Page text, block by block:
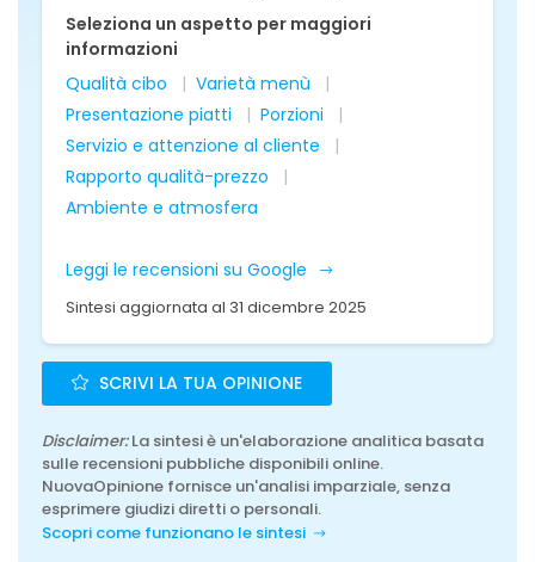
Seleziona un aspetto per maggiori
informazioni
Qualità cibo
Varietà menù
Presentazione piatti
Porzioni
Servizio e attenzione al cliente
Rapporto qualità-prezzo
Ambiente e atmosfera
Leggi le recensioni su Google
Sintesi aggiornata al 31 dicembre 2025
SCRIVI LA TUA OPINIONE
Disclaimer:La sintesi è un'elaborazione analitica basata
sulle recensioni pubbliche disponibili online.
NuovaOpinione fornisce un'analisi imparziale, senza
esprimere giudizi diretti o personali.
Scopri come funzionano le sintesi